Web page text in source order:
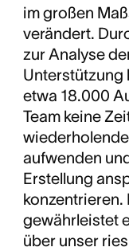
im großen
verändert.
zur Analyse
Unterstützung
etwa 18.000
Team keine
aufwenden
Erstellung
konzentrieren.
gewährleistet
über unser